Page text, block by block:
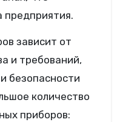
предприятия.
зависит от
и требований,
безопасности
количество
приборов: